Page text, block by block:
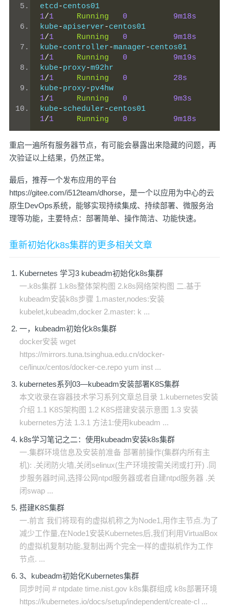
etcd-
1/1 Running 0
9m18s
kube-apiserver-
1/1 Running 0
9m18s
kube-controller-manager-
1/1 Running 0
9m19s
kube-proxy-
1/1 Running 0
28s
kube-proxy-
1/1 Running 0
9m3s
kube-scheduler-
1/1 Running 0 9m18s
重启一遍所有服务器节点，有可能会暴露出来隐藏的问题，再
次验证以上结果，仍然正常。
最后，推荐一个发布应用的平台
https://gitee.com/i512team/dhorse，是一个以应用为中心的云
原生DevOps系统，能够实现持续集成、持续部署、微服务治
理等功能，主要特点：部署简单、操作简洁、功能快速。
重新初始化k8s集群的更多相关文章
Kubernetes 学习3 kubeadm初始化k8s集群
一.k8s集群 1.k8s整体架构图 2.k8s网络架构图 二.基于
kubeadm安装k8s步骤 1.master,nodes:安装
kubelet,kubeadm,docker 2.master: k ...
一，kubeadm初始化k8s集群
docker安装 wget
https://mirrors.tuna.tsinghua.edu.cn/docker-
ce/linux/centos/docker-ce.repo yum inst ...
kubernetes系列03—kubeadm安装部署K8S集群
本文收录在容器技术学习系列文章总目录 1.kubernetes安装
介绍 1.1 K8S架构图 1.2 K8S搭建安装示意图 1.3 安装
kubernetes方法 1.3.1 方法1:使用kubeadm ...
k8s学习笔记之二：使用kubeadm安装k8s集群
一.集群环境信息及安装前准备 部署前操作(集群内所有主
机): .关闭防火墙,关闭selinux(生产环境按需关闭或打开) .同
步服务器时间,选择公网ntpd服务器或者自建ntpd服务器 .关
闭swap ...
搭建K8S集群
一.前言 我们将现有的虚拟机称之为Node1,用作主节点.为了
减少工作量,在Node1安装Kubernetes后,我们利用VirtualBox
的虚拟机复制功能,复制出两个完全一样的虚拟机作为工作
节点. ...
3、kubeadm初始化Kubernetes集群
同步时间 # ntpdate time.nist.gov k8s集群组成 k8s部署环境
https://kubernetes.io/docs/setup/independent/create-cl ...